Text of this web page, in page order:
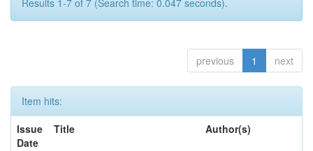
Results 1-7 of 7 (Search time: 0.047 seconds).
previous 1 next
Item hits:
Issue
Date
Title Author(s)